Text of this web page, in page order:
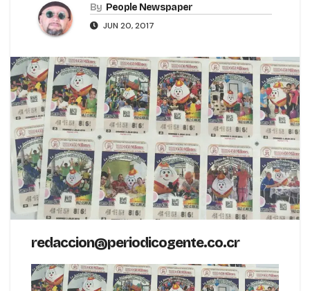
By People Newspaper
JUN 20, 2017
redaccion@periodicogente.co.cr